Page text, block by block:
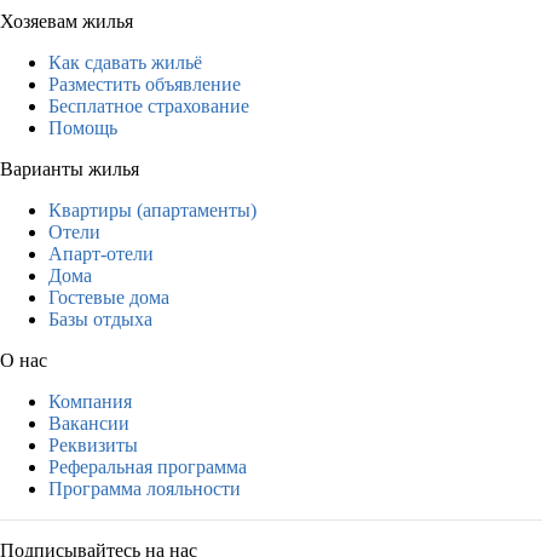
Хозяевам жилья
Как сдавать жильё
Разместить объявление
Бесплатное страхование
Помощь
Варианты жилья
Квартиры (апартаменты)
Отели
Апарт-отели
Дома
Гостевые дома
Базы отдыха
О нас
Компания
Вакансии
Реквизиты
Реферальная программа
Программа лояльности
Подписывайтесь на нас